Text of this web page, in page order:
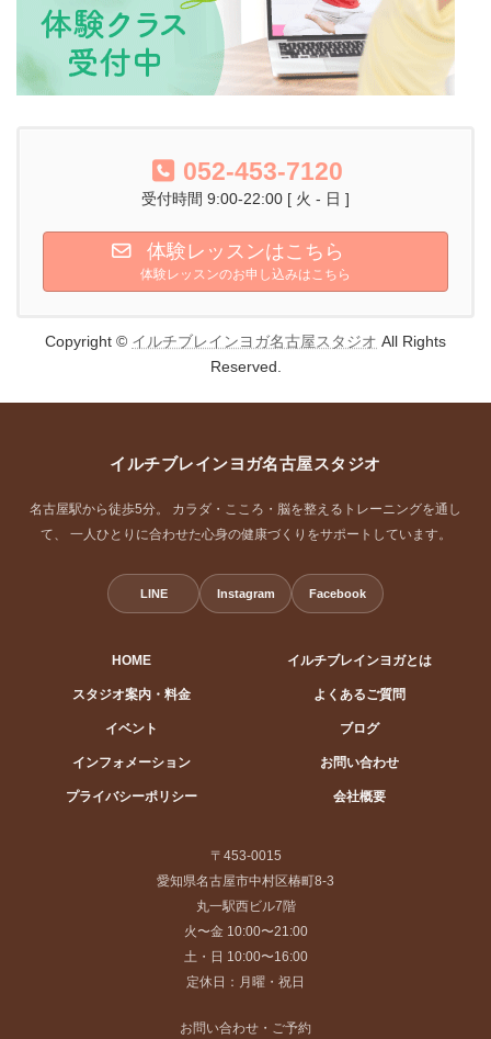
052-453-7120
受付時間 9:00-22:00 [ 火 - 日 ]
体験レッスンはこちら
体験レッスンのお申し込みはこちら
Copyright © イルチブレインヨガ名古屋スタジオ All Rights
Reserved.
イルチブレインヨガ名古屋スタジオ
名古屋駅から徒歩5分。 カラダ・こころ・脳を整えるトレーニングを通し
て、 一人ひとりに合わせた心身の健康づくりをサポートしています。
LINE Instagram Facebook
HOME イルチブレインヨガとは
スタジオ案内・料金 よくあるご質問
イベント ブログ
インフォメーション お問い合わせ
プライバシーポリシー 会社概要
〒453-0015
愛知県名古屋市中村区椿町8-3
丸一駅西ビル7階
火〜金 10:00〜21:00
土・日 10:00〜16:00
定休日：月曜・祝日
お問い合わせ・ご予約